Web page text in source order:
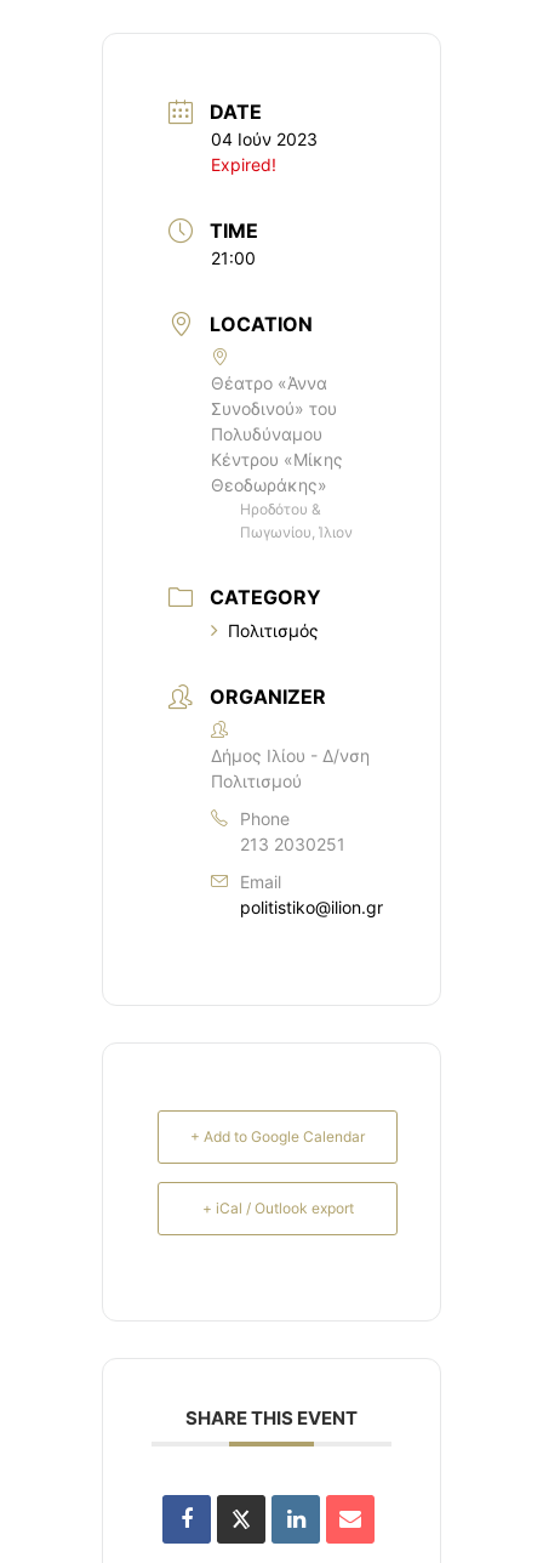
DATE
04 Ιούν 2023
Expired!
TIME
21:00
LOCATION
Θέατρο «Άννα
Συνοδινού» του
Πολυδύναμου
Κέντρου «Μίκης
Θεοδωράκης»
Ηροδότου &
Πωγωνίου, Ίλιον
CATEGORY
Πολιτισμός
ORGANIZER
Δήμος Ιλίου - Δ/νση
Πολιτισμού
Phone
213 2030251
Email
politistiko@ilion.gr
+ Add to Google Calendar
+ iCal / Outlook export
SHARE THIS EVENT